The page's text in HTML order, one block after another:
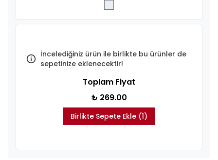
İncelediğiniz ürün ile birlikte bu ürünler de
sepetinize eklenecektir!
Toplam Fiyat
₺ 269.00
Birlikte Sepete Ekle (1)